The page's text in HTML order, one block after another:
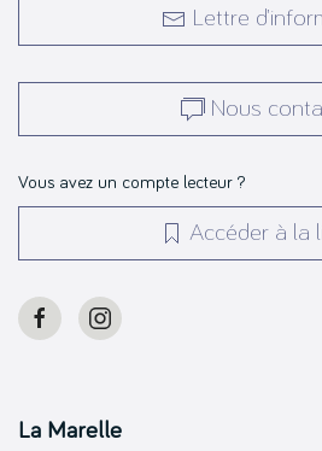
Lettre
Nous
Vous avez un compte lecteur ?
Accéder à la
La Marelle